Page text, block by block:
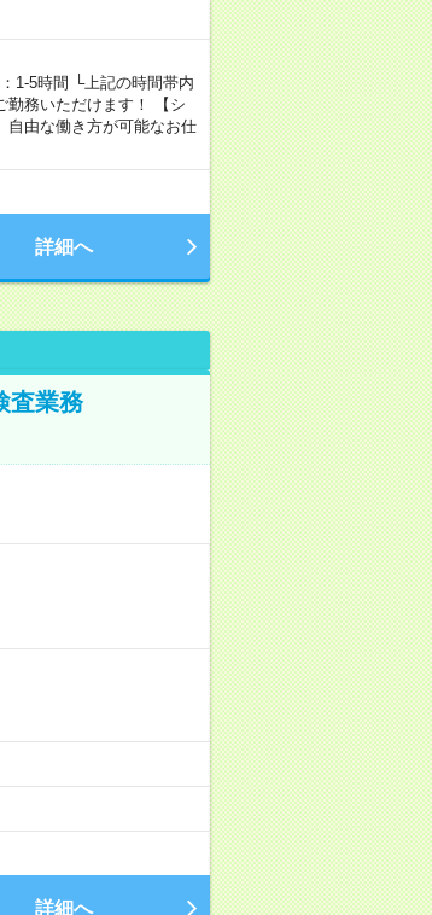
1-5時間 └上記の時間帯内
勤務いただけます！ 【シ
自由な働き方が可能なお仕
詳細へ
査業務
詳細へ